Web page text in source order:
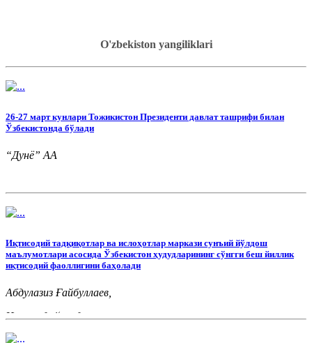
O'zbekiston yangiliklari
26-27 март кунлари Тожикистон Президенти давлат ташрифи билан
Ўзбекистонда бўлади
“Дунё” АА
Иқтисодий тадқиқотлар ва ислоҳотлар маркази сунъий йўлдош
маълумотлари асосида Ўзбекистон ҳудудларининг сўнгги беш йиллик
иқтисодий фаоллигини баҳолади
Абдулазиз Ғайбуллаев,
Иқтисодий тадқиқотлар ва ислоҳотлар маркази